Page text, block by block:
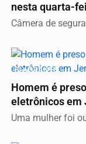
nesta quarta-
Câmera de
FLAGRANTE
Homem é
eletrônicos em
Uma mulher foi